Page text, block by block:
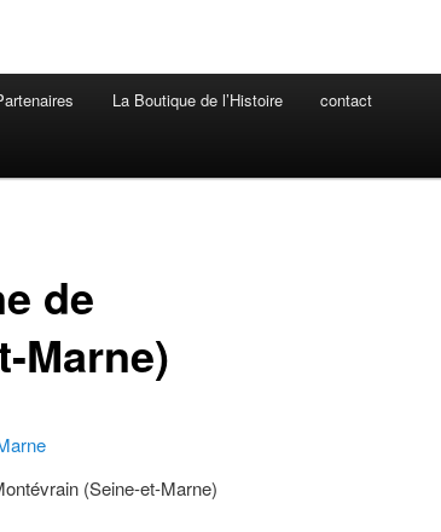
La Boutique de l’Histoire contact
de
Marne)
(Seine-et-Marne)